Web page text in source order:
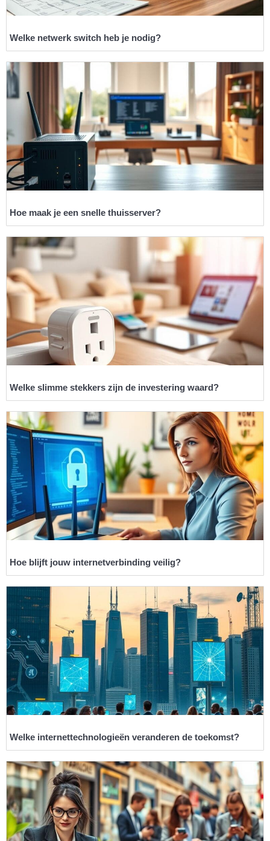
Welke netwerk switch heb je nodig?
Hoe maak je een snelle thuisserver?
Welke slimme stekkers zijn de investering waard?
Hoe blijft jouw internetverbinding veilig?
Welke internettechnologieën veranderen de toekomst?